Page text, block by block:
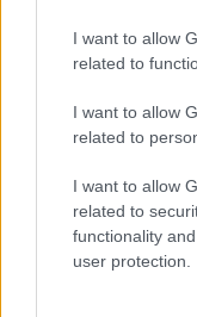
I want to allow
related to
I want to allow
related to
I want to allow
related to
functionality
user protection.
χούμους και
είναι
Κυριάκος
βήματα της
προτείνει να
γουακαμόλε.
λοιπόν, πάρτε